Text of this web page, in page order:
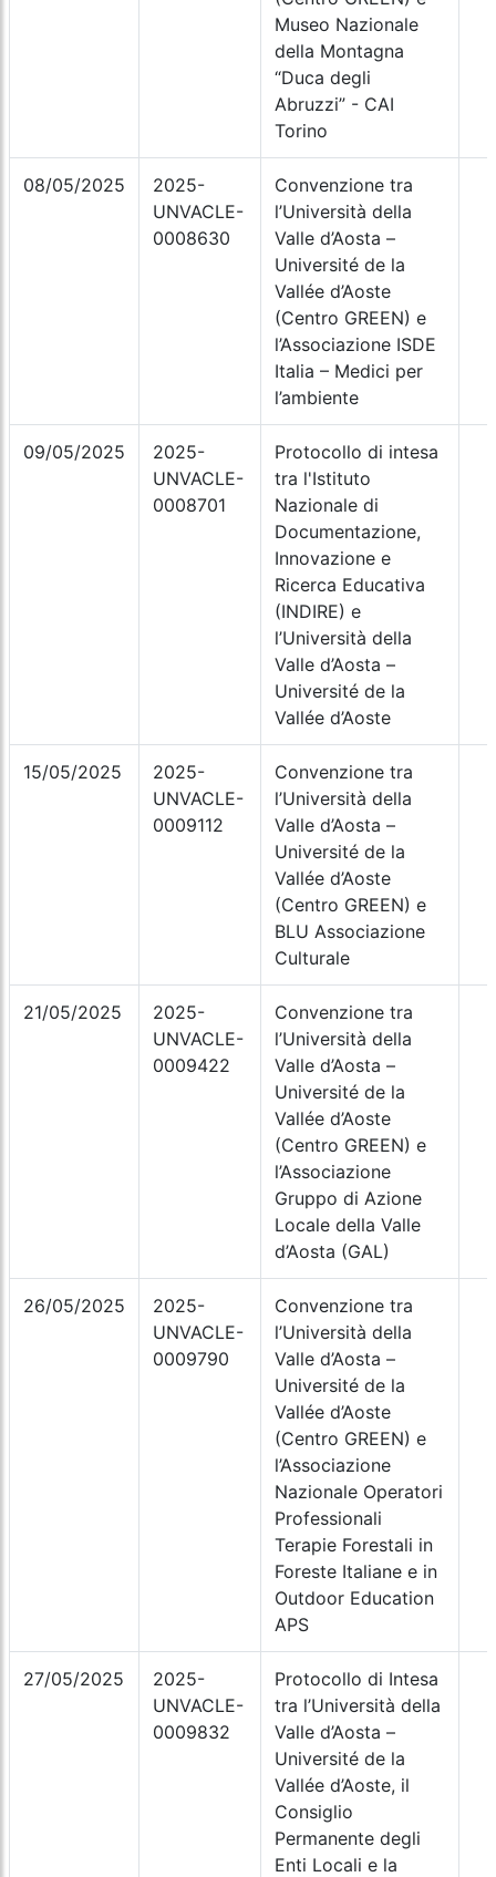
Museo Nazionale
della Montagna
“Duca degli
Abruzzi” - CAI
Torino
08/05/2025
2025-
UNVACLE-
0008630
Convenzione tra
l’Università della
Valle d’Aosta –
Université de la
Vallée d’Aoste
(Centro GREEN) e
l’Associazione ISDE
Italia – Medici per
l’ambiente
09/05/2025
2025-
UNVACLE-
0008701
Protocollo di intesa
tra l'Istituto
Nazionale di
Documentazione,
Innovazione e
Ricerca Educativa
(INDIRE) e
l’Università della
Valle d’Aosta –
Université de la
Vallée d’Aoste
15/05/2025
2025-
UNVACLE-
0009112
Convenzione tra
l’Università della
Valle d’Aosta –
Université de la
Vallée d’Aoste
(Centro GREEN) e
BLU Associazione
Culturale
21/05/2025
2025-
UNVACLE-
0009422
Convenzione tra
l’Università della
Valle d’Aosta –
Université de la
Vallée d’Aoste
(Centro GREEN) e
l’Associazione
Gruppo di Azione
Locale della Valle
d’Aosta (GAL)
26/05/2025
2025-
UNVACLE-
0009790
Convenzione tra
l’Università della
Valle d’Aosta –
Université de la
Vallée d’Aoste
(Centro GREEN) e
l’Associazione
Nazionale Operatori
Professionali
Terapie Forestali in
Foreste Italiane e in
Outdoor Education
APS
27/05/2025
2025-
UNVACLE-
0009832
Protocollo di Intesa
tra l’Università della
Valle d’Aosta –
Université de la
Vallée d’Aoste, il
Consiglio
Permanente degli
Enti Locali e la